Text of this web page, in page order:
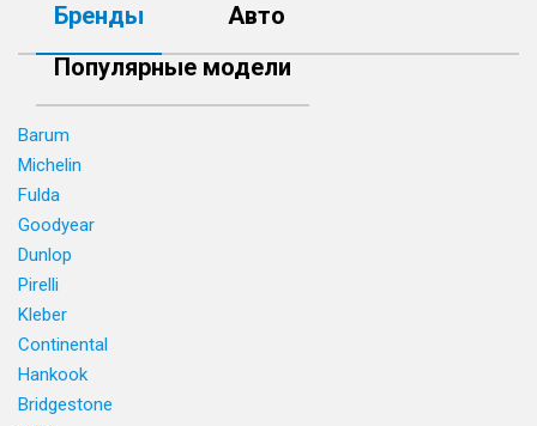
Бренды
Авто
Популярные модели
Barum
Michelin
Fulda
Goodyear
Dunlop
Pirelli
Kleber
Continental
Hankook
Bridgestone